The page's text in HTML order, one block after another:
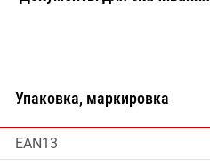
Упаковка, маркировка
EAN13